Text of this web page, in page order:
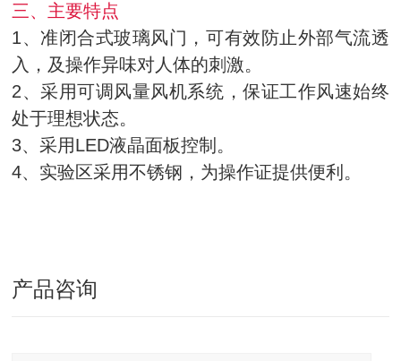
三、主要特点
1、准闭合式玻璃风门，可有效防止外部气流透
入，及操作异味对人体的刺激。
2、采用可调风量风机系统，保证工作风速始终
处于理想状态。
3、采用LED液晶面板控制。
4、实验区采用不锈钢，为操作证提供便利。
产品咨询